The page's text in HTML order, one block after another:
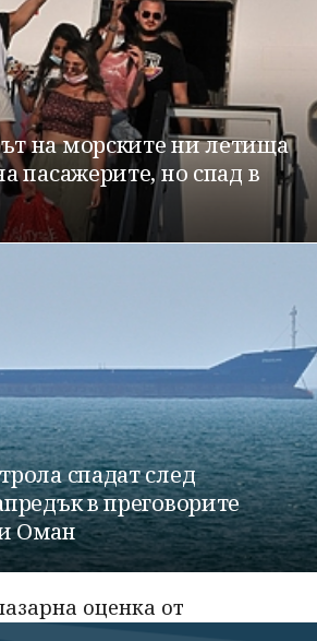
на морските ни летища
пасажерите, но спад в
спадат след
в преговорите
Оман
оценка от